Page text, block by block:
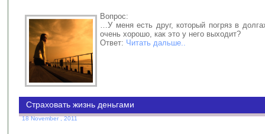
Вопрос:
…У меня есть друг, который погряз в
очень хорошо, как это у него выходит?
Ответ: Читать дальше..
Страховать жизнь деньгами
18 November , 2011